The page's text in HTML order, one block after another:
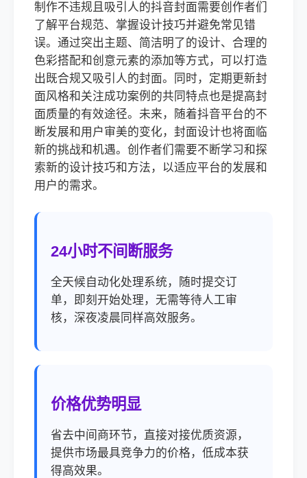
制作不违规且吸引人的抖音封面需要创作者们
了解平台规范、掌握设计技巧并避免常见错
误。通过突出主题、简洁明了的设计、合理的
色彩搭配和创意元素的添加等方式，可以打造
出既合规又吸引人的封面。同时，定期更新封
面风格和关注成功案例的共同特点也是提高封
面质量的有效途径。未来，随着抖音平台的不
断发展和用户审美的变化，封面设计也将面临
新的挑战和机遇。创作者们需要不断学习和探
索新的设计技巧和方法，以适应平台的发展和
用户的需求。
24小时不间断服务
全天候自动化处理系统，随时提交订
单，即刻开始处理，无需等待人工审
核，深夜凌晨同样高效服务。
价格优势明显
省去中间商环节，直接对接优质资源，
提供市场最具竞争力的价格，低成本获
得高效果。